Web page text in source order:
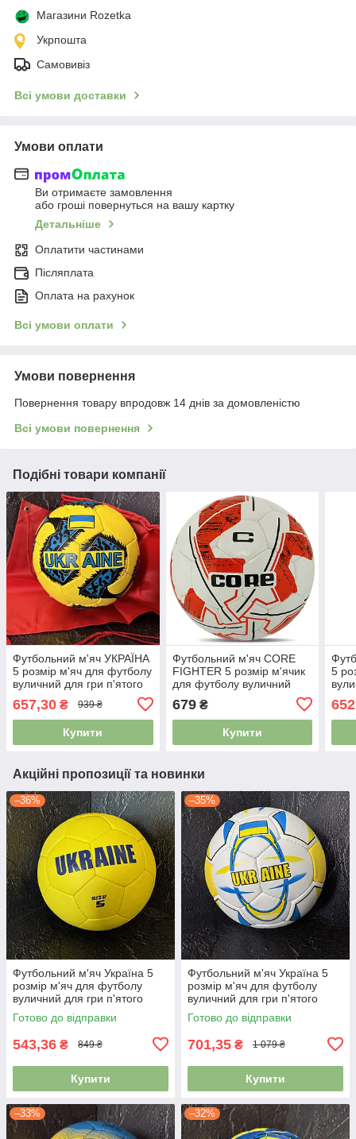
Магазини Rozetka
Укрпошта
Самовивіз
Всі умови доставки
Умови оплати
Ви отримаєте замовлення
або гроші повернуться на вашу картку
Детальніше
Оплатити частинами
Післяплата
Оплата на рахунок
Всі умови оплати
Умови повернення
Повернення товару впродовж 14 днів за домовленістю
Всі умови повернення
Подібні товари компанії
Футбольний м'яч УКРАЇНА
5 розмір м'яч для футболу
вуличний для гри п'ятого
657,30 ₴ 939 ₴
Купити
Футбольний м'яч CORE
FIGHTER 5 розмір м'ячик
для футболу вуличний
зшитий FB-8465
помаранчевий
679₴
Купити
5
Акційні пропозиції та новинки
–36%
Футбольний м'яч Україна 5
розмір м'яч для футболу
вуличний для гри п'ятого
розміру зшитий FB-9535
Готово до відправки
543,36 ₴ 849 ₴
Купити
–35%
Футбольний м'яч Україна 5
розмір м'яч для футболу
вуличний для гри п'ятого
розміру зшитий FB-848
Готово до відправки
701,35 ₴ 1 079 ₴
Купити
–33% –32%